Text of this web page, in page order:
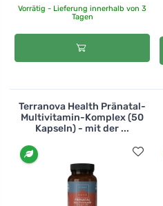
Vorrätig - Lieferung innerhalb von 3
Tagen
Terranova Health Pränatal-
Multivitamin-Komplex (50
Kapseln) - mit der ...